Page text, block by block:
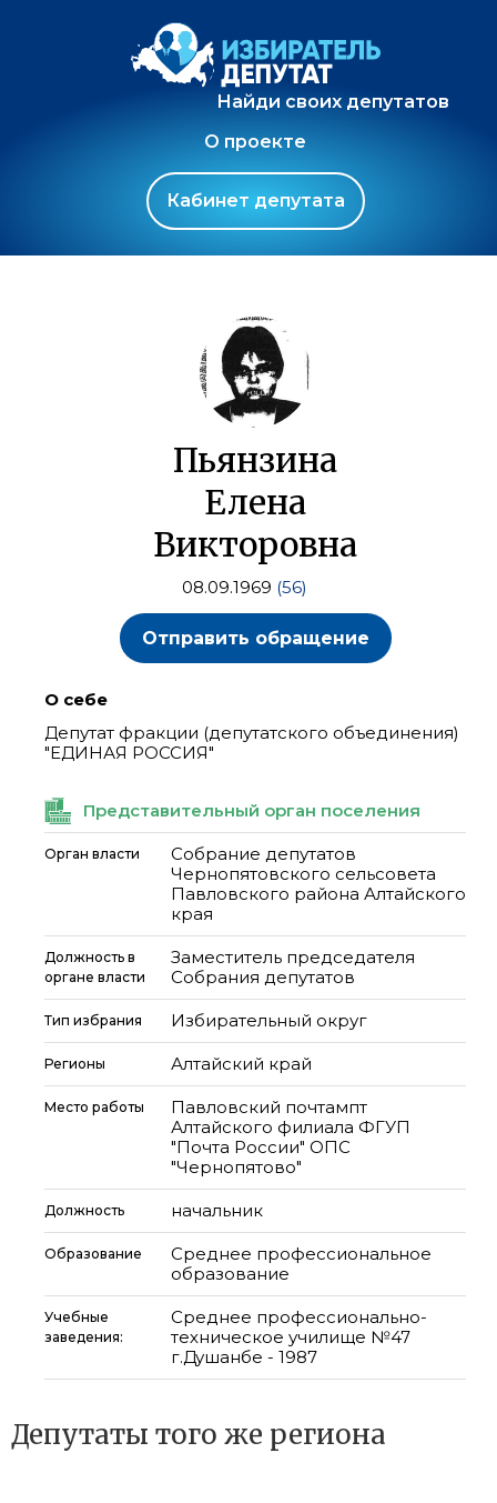
Найди своих депутатов
О проекте
Кабинет депутата
Пьянзина
Елена
Викторовна
08.09.1969 (56)
Отправить обращение
О себе
Депутат фракции (депутатского объединения)
"ЕДИНАЯ РОССИЯ"
Представительный орган поселения
Орган власти
Собрание депутатов
Чернопятовского сельсовета
Павловского района Алтайского
края
Должность в
органе власти
Заместитель председателя
Собрания депутатов
Тип избрания Избирательный округ
Регионы Алтайский край
Место работы
Павловский почтампт
Алтайского филиала ФГУП
"Почта России" ОПС
"Чернопятово"
Должность начальник
Образование
Среднее профессиональное
образование
Учебные
заведения:
Среднее профессионально-
техническое училище №47
г.Душанбе - 1987
Депутаты того же региона